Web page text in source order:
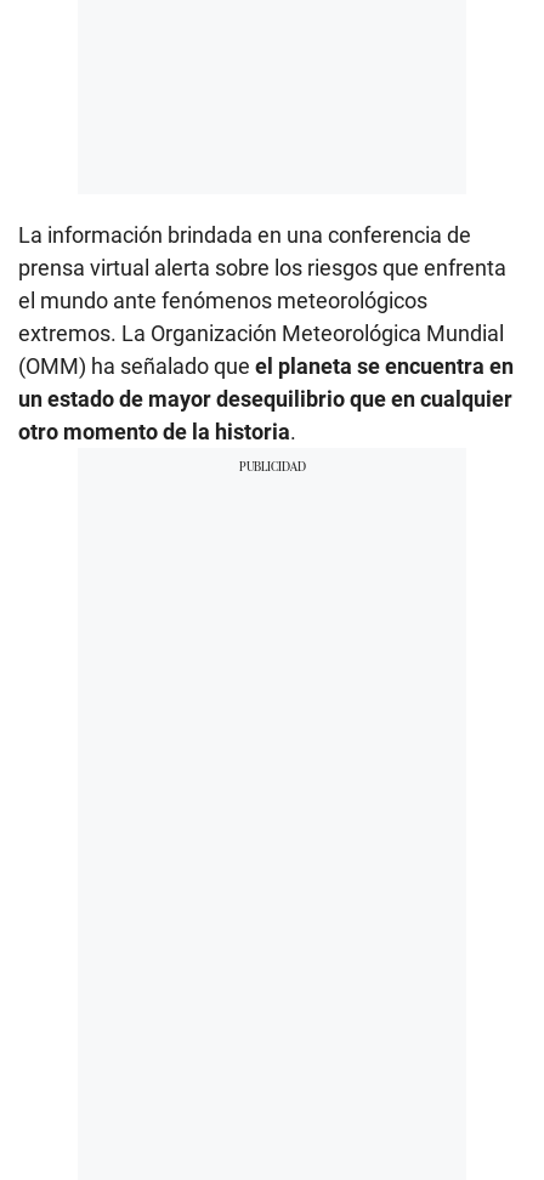
La información brindada en una conferencia de
prensa virtual alerta sobre los riesgos que enfrenta
el mundo ante fenómenos meteorológicos
extremos. La Organización Meteorológica Mundial
(OMM) ha señalado que el planeta se encuentra en
un estado de mayor desequilibrio que en cualquier
otro momento de la historia.